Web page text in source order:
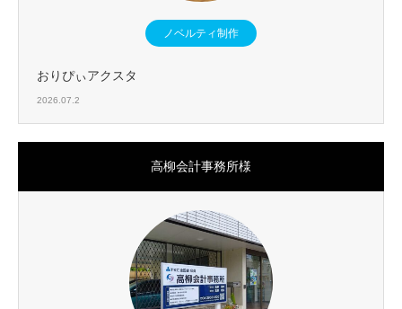
ノベルティ制作
おりぴぃアクスタ
2026.07.2
高柳会計事務所様